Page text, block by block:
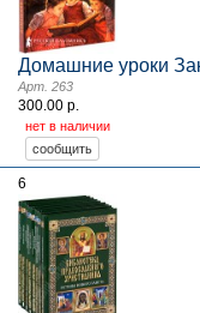
Домашние уроки
Арт. 263
300.00 р.
нет в наличии
6